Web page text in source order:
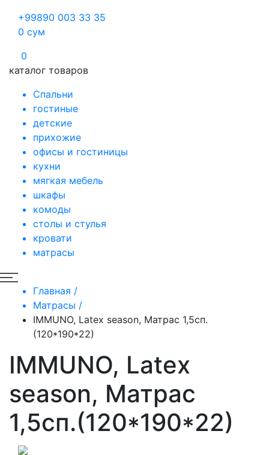
+99890 003 33 35
0 сум
0
каталог товаров
Спальни
гостиные
детские
прихожие
офисы и гостиницы
кухни
мягкая мебель
шкафы
комоды
столы и стулья
кровати
матрасы
Главная /
Матрасы /
IMMUNO, Latex season, Матрас 1,5сп.
(120*190*22)
IMMUNO, Latex
season, Матрас
1,5сп.(120*190*22)